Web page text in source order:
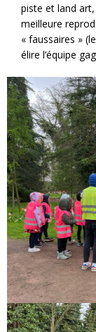
piste et land
meilleure
« faussaires »
élire l’équipe